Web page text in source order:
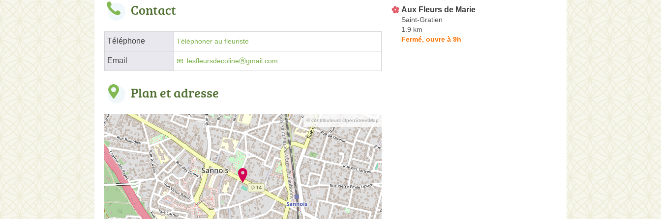
Contact
Téléphone Téléphoner au fleuriste
Email lesfleursdecolineⓐgmail.com
Plan et adresse
© contributeurs OpenStreetMap
Aux Fleurs de Marie
Saint-Gratien
1.9 km
Fermé, ouvre à 9h